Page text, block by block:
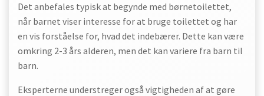
Det anbefales typisk at begynde med børnetoilettet,
når barnet viser interesse for at bruge toilettet og har
en vis forståelse for, hvad det indebærer. Dette kan være
omkring 2-3 års alderen, men det kan variere fra barn til
barn.
Eksperterne understreger også vigtigheden af at gøre